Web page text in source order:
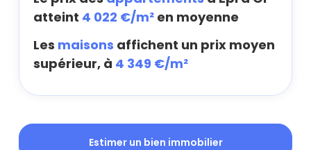
atteint 4 022 €/m² en moyenne
Les maisons affichent un prix moyen
supérieur, à 4 349 €/m²
Estimer un bien immobilier